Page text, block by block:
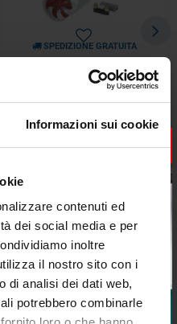
×
Informazioni sui cookie
contenuti ed
dei social media e per
inoltre
il nostro sito con i
di analisi dei dati web,
potrebbero combinarle
SPEDIZIONE GRATUITA
Kit Completo Elica di Prua
Vetus BOW 45 Kgf 12V
Tunnel Ø 125 mm
€ 2.183,80
CATEGORIA
OFFERTE SPECIALI
- 28%